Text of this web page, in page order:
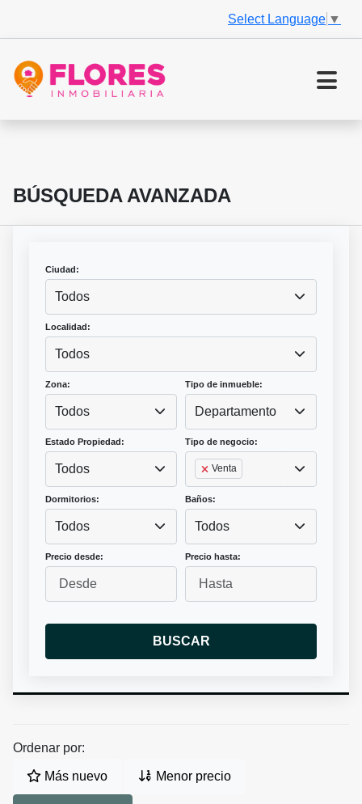
Select Language ▼
BÚSQUEDA AVANZADA
Ciudad:
Todos
Localidad:
Todos
Zona:
Todos
Tipo de inmueble:
Departamento
Estado Propiedad:
Todos
Tipo de negocio:
Venta
Dormitorios:
Todos
Baños:
Todos
Precio desde: Precio hasta:
BUSCAR
Ordenar por:
Más nuevo Menor precio